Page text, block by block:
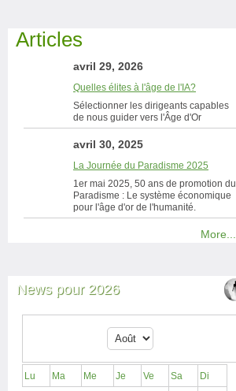
Articles
avril 29, 2026
Quelles élites à l'âge de l'IA?
Sélectionner les dirigeants capables
de nous guider vers l'Âge d'Or
avril 30, 2025
La Journée du Paradisme 2025
1er mai 2025, 50 ans de promotion du
Paradisme : Le système économique
pour l'âge d'or de l'humanité.
More...
News pour 2026
Lu Ma Me Je Ve Sa
Di